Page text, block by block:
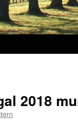
2018